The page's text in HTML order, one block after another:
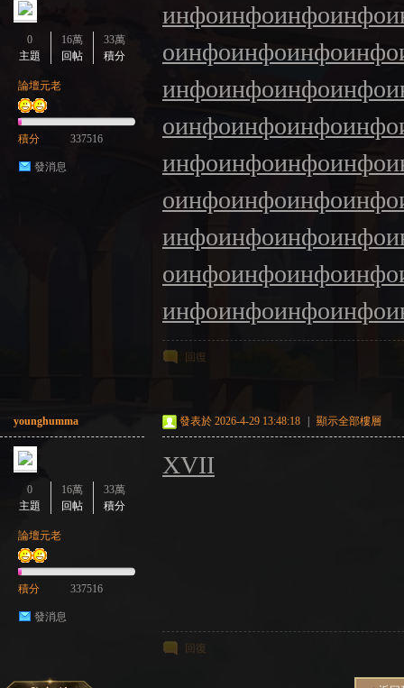
0
主題
16萬
回帖
33萬
積分
論壇元老
積分 337516
發消息
инфоинфоинфоинфо
оинфоинфоинфоинфо
инфоинфоинфоинфо
оинфоинфоинфоинфо
инфоинфоинфоинфо
оинфоинфоинфоинфо
инфоинфоинфоинфо
оинфоинфоинфоинфо
инфоинфоинфоинфо
回復
younghumma
0
主題
16萬
回帖
33萬
積分
論壇元老
積分 337516
發消息
發表於 2026-4-29 13:48:18 顯示全部樓層
XVII
回復